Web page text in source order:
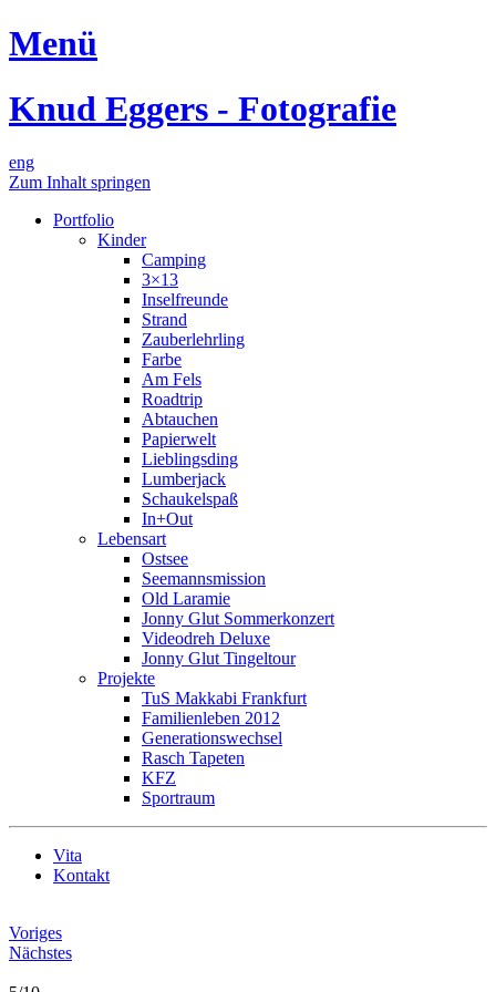
Menü
Knud Eggers - Fotografie
eng
Zum Inhalt springen
Portfolio
Kinder
Camping
3×13
Inselfreunde
Strand
Zauberlehrling
Farbe
Am Fels
Roadtrip
Abtauchen
Papierwelt
Lieblingsding
Lumberjack
Schaukelspaß
In+Out
Lebensart
Ostsee
Seemannsmission
Old Laramie
Jonny Glut Sommerkonzert
Videodreh Deluxe
Jonny Glut Tingeltour
Projekte
TuS Makkabi Frankfurt
Familienleben 2012
Generationswechsel
Rasch Tapeten
KFZ
Sportraum
Vita
Kontakt
Voriges
Nächstes